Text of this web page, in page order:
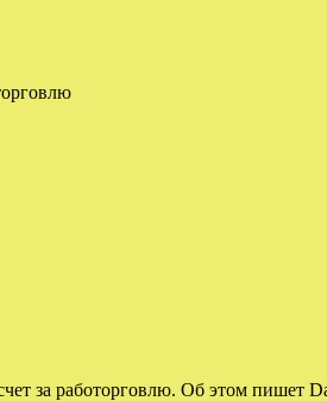
за работорговлю. Об этом пишет